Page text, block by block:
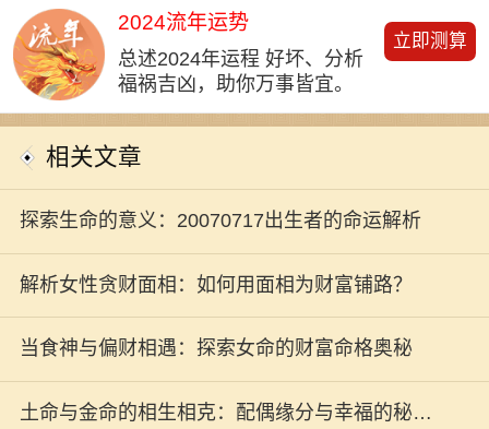
2024流年运势
总述2024年运程 好坏、分析
福祸吉凶，助你万事皆宜。
立即测算
相关文章
探索生命的意义：20070717出生者的命运解析
解析女性贪财面相：如何用面相为财富铺路？
当食神与偏财相遇：探索女命的财富命格奥秘
土命与金命的相生相克：配偶缘分与幸福的秘密